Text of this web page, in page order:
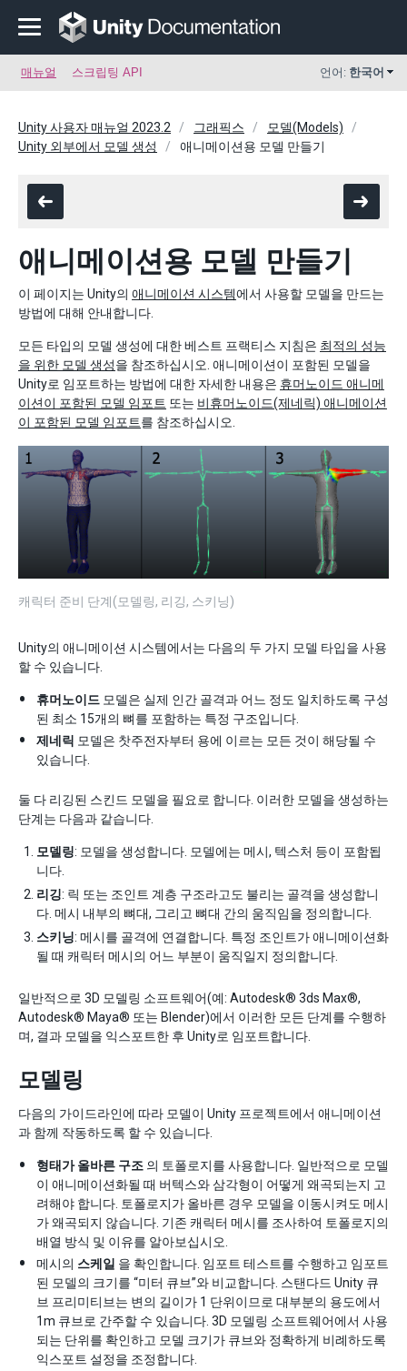
매뉴얼 스크립팅 API 언어: 한국어
Unity 사용자 매뉴얼 2023.2 그래픽스
모델(Models)
Unity 외부에서 모델 생성
애니메이션용 모델 만들기
애니메이션용 모델 만들기
이 페이지는 Unity의 애니메이션 시스템에서 사용할 모델을 만드는
방법에 대해 안내합니다.
모든 타입의 모델 생성에 대한 베스트 프랙티스 지침은 최적의 성능
을 위한 모델 생성을 참조하십시오. 애니메이션이 포함된 모델을
Unity로 임포트하는 방법에 대한 자세한 내용은 휴머노이드 애니메
이션이 포함된 모델 임포트 또는 비휴머노이드(제네릭) 애니메이션
이 포함된 모델 임포트를 참조하십시오.
캐릭터 준비 단계(모델링, 리깅, 스키닝)
Unity의 애니메이션 시스템에서는 다음의 두 가지 모델 타입을 사용
할 수 있습니다.
휴머노이드 모델은 실제 인간 골격과 어느 정도 일치하도록 구성
된 최소 15개의 뼈를 포함하는 특정 구조입니다.
제네릭 모델은 찻주전자부터 용에 이르는 모든 것이 해당될 수
있습니다.
둘 다 리깅된 스킨드 모델을 필요로 합니다. 이러한 모델을 생성하는
단계는 다음과 같습니다.
모델링: 모델을 생성합니다. 모델에는 메시, 텍스처 등이 포함됩
니다.
리깅: 릭 또는 조인트 계층 구조라고도 불리는 골격을 생성합니
다. 메시 내부의 뼈대, 그리고 뼈대 간의 움직임을 정의합니다.
스키닝: 메시를 골격에 연결합니다. 특정 조인트가 애니메이션화
될 때 캐릭터 메시의 어느 부분이 움직일지 정의합니다.
일반적으로 3D 모델링 소프트웨어(예: Autodesk® 3ds Max®,
Autodesk® Maya® 또는 Blender)에서 이러한 모든 단계를 수행하
며, 결과 모델을 익스포트한 후 Unity로 임포트합니다.
모델링
다음의 가이드라인에 따라 모델이 Unity 프로젝트에서 애니메이션
과 함께 작동하도록 할 수 있습니다.
형태가 올바른 구조 의 토폴로지를 사용합니다. 일반적으로 모델
이 애니메이션화될 때 버텍스와 삼각형이 어떻게 왜곡되는지 고
려해야 합니다. 토폴로지가 올바른 경우 모델을 이동시켜도 메시
가 왜곡되지 않습니다. 기존 캐릭터 메시를 조사하여 토폴로지의
배열 방식 및 이유를 알아보십시오.
메시의 스케일 을 확인합니다. 임포트 테스트를 수행하고 임포트
된 모델의 크기를 “미터 큐브”와 비교합니다. 스탠다드 Unity 큐
브 프리미티브는 변의 길이가 1 단위이므로 대부분의 용도에서
1m 큐브로 간주할 수 있습니다. 3D 모델링 소프트웨어에서 사용
되는 단위를 확인하고 모델 크기가 큐브와 정확하게 비례하도록
익스포트 설정을 조정합니다.